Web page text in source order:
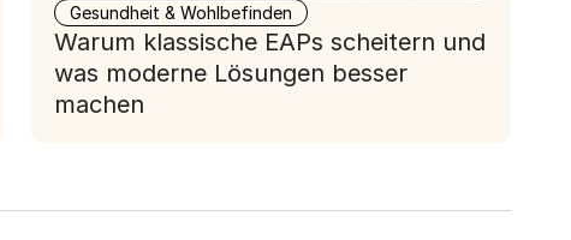
Gesundheit & Wohlbefinden
Warum klassische EAPs scheitern und
was moderne Lösungen besser
machen